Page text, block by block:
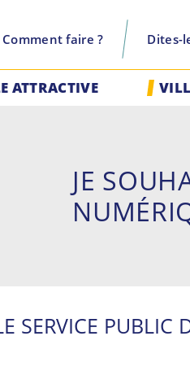
Comment faire ? Dites-
recherche
ATTRACTIVE
JE
SERVICE PUBLIC